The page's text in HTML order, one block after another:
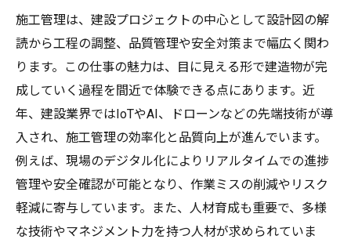
施工管理は、建設プロジェクトの中心として設計図の解
読から工程の調整、品質管理や安全対策まで幅広く関わ
ります。この仕事の魅力は、目に見える形で建造物が完
成していく過程を間近で体験できる点にあります。近
年、建設業界ではIoTやAI、ドローンなどの先端技術が導
入され、施工管理の効率化と品質向上が進んでいます。
例えば、現場のデジタル化によりリアルタイムでの進捗
管理や安全確認が可能となり、作業ミスの削減やリスク
軽減に寄与しています。また、人材育成も重要で、多様
な技術やマネジメント力を持つ人材が求められていま